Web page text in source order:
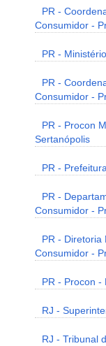
PR -
Consumidor -
PR -
PR -
Consumidor -
PR - Procon
Sertanópolis
PR -
PR -
Consumidor -
PR - Diretoria
Consumidor -
PR - Procon -
RJ -
RJ - Tribunal